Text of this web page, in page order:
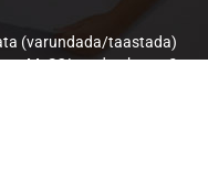
(varundada/taastada)
MySQL andmebaase?